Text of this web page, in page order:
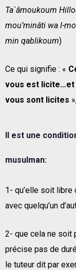
Ta`âmoukoum
mou’minâti wa l-
min qablikoum)
Ce qui signifie : «
vous est licite…et
vous sont licites
Il est une
musulman:
1- qu’elle soit libre
avec quelqu’un
2- que cela ne soit
précise pas de
le tuteur dit par